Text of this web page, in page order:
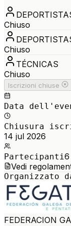
Chiuso
Chiuso
TÉCNICAS
Chiuso
Iscrizioni chiuse
Data
Chiusura
14 jul 2026
Partecipanti 6
Vedi
Organizzato
FEDERACION